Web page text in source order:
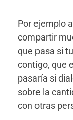
Por ejemplo
compartir
que pasa si
contigo, que
pasaría si
sobre la
con otras